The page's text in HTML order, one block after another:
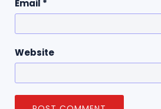
Email *
Website